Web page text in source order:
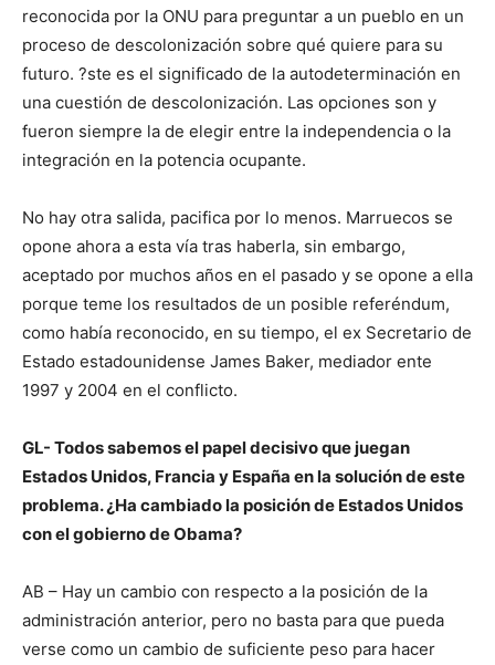
reconocida por la ONU para preguntar a un pueblo en un
proceso de descolonización sobre qué quiere para su
futuro. ?ste es el significado de la autodeterminación en
una cuestión de descolonización. Las opciones son y
fueron siempre la de elegir entre la independencia o la
integración en la potencia ocupante.
No hay otra salida, pacifica por lo menos. Marruecos se
opone ahora a esta vía tras haberla, sin embargo,
aceptado por muchos años en el pasado y se opone a ella
porque teme los resultados de un posible referéndum,
como había reconocido, en su tiempo, el ex Secretario de
Estado estadounidense James Baker, mediador ente
1997 y 2004 en el conflicto.
GL- Todos sabemos el papel decisivo que juegan
Estados Unidos, Francia y España en la solución de este
problema. ¿Ha cambiado la posición de Estados Unidos
con el gobierno de Obama?
AB – Hay un cambio con respecto a la posición de la
administración anterior, pero no basta para que pueda
verse como un cambio de suficiente peso para hacer